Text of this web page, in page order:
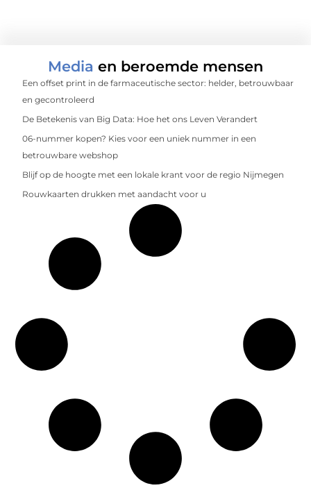
Media en beroemde mensen
Een offset print in de farmaceutische sector: helder, betrouwbaar
en gecontroleerd
De Betekenis van Big Data: Hoe het ons Leven Verandert
06-nummer kopen? Kies voor een uniek nummer in een
betrouwbare webshop
Blijf op de hoogte met een lokale krant voor de regio Nijmegen
Rouwkaarten drukken met aandacht voor u